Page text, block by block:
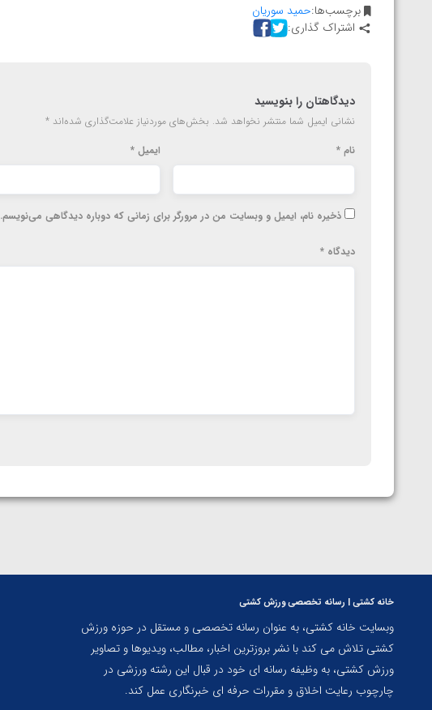
برچسب‌ها:حمید سوریان
اشتراک گذاری:
دیدگاهتان را بنویسید
نشانی ایمیل شما منتشر نخواهد شد. بخش‌های موردنیاز علامت‌گذاری شده‌اند *
نام * ایمیل*
ذخیره نام، ایمیل و وبسایت من در مرورگر برای زمانی که دوباره دیدگاهی می‌نویسم.
دیدگاه *
خانه کشتی | رسانه تخصصی ورزش کشتی
وبسایت خانه کشتی، به عنوان رسانه تخصصی و مستقل در حوزه ورزش
کشتی تلاش می کند با نشر بروزترین اخبار، مطالب، ویدیوها و تصاویر
ورزش کشتی، به وظیفه رسانه ای خود در قبال این رشته ورزشی در
چارچوب رعایت اخلاق و مقررات حرفه ای خبرنگاری عمل کند.